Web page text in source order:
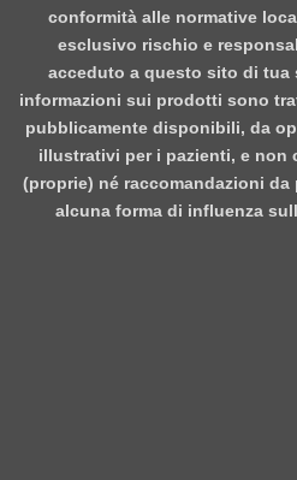
conformità alle normative
esclusivo rischio e
acceduto a questo sito di tua
informazioni sui prodotti sono
pubblicamente disponibili, da
illustrativi per i pazienti, e non
(proprie) né raccomandazioni da
alcuna forma di influenza